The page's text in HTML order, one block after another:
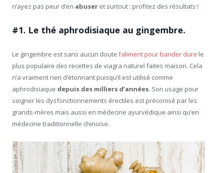
n’ayez pas peur d’en abuser et surtout : profitez des résultats !
#1. Le thé aphrodisiaque au gingembre.
Le gingembre est sans aucun doute l’aliment pour bander dure le
plus populaire des recettes de viagra naturel faites maison. Cela
n’a vraiment rien d’étonnant puisqu’il est utilisé comme
aphrodisiaque depuis des milliers d’années. Son usage pour
soigner les dysfonctionnements érectiles est préconisé par les
grands-mères mais aussi en médecine ayurvédique ainsi qu’en
médecine traditionnelle chinoise.